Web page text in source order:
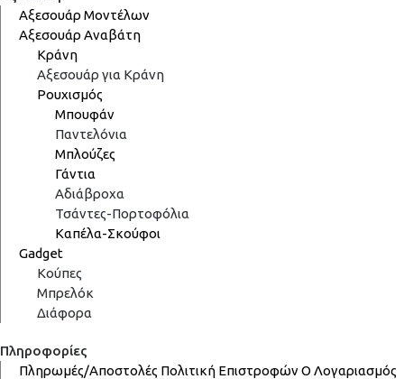
Αξεσουάρ Μοντέλων
Αξεσουάρ Αναβάτη
Κράνη
Αξεσουάρ για Κράνη
Ρουχισμός
Μπουφάν
Παντελόνια
Μπλούζες
Γάντια
Αδιάβροχα
Τσάντες-Πορτοφόλια
Καπέλα-Σκούφοι
Gadget
Κούπες
Μπρελόκ
Διάφορα
Πληροφορίες
Πληρωμές/Αποστολές Πολιτική ΕπιστροφώνΟ Λογαριασμός